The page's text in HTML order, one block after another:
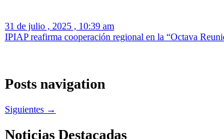
31 de julio , 2025 , 10:39 am
IPIAP reafirma cooperación regional en la “Octava
Posts navigation
Siguientes →
Noticias Destacadas